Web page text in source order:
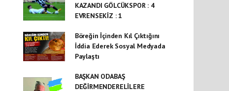
KAZANDI GÖLCÜKSPOR : 4
EVRENSEKİZ : 1
Böreğin İçinden Kıl Çıktığını
İddia Ederek Sosyal Medyada
Paylaştı
BAŞKAN ODABAŞ
DEĞİRMENDERELİLERE